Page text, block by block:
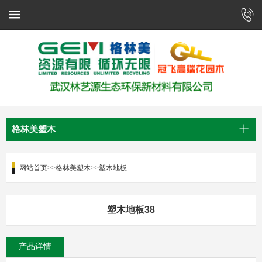
格林美塑木
网站首页>>格林美塑木>>塑木地板
塑木地板38
产品详情